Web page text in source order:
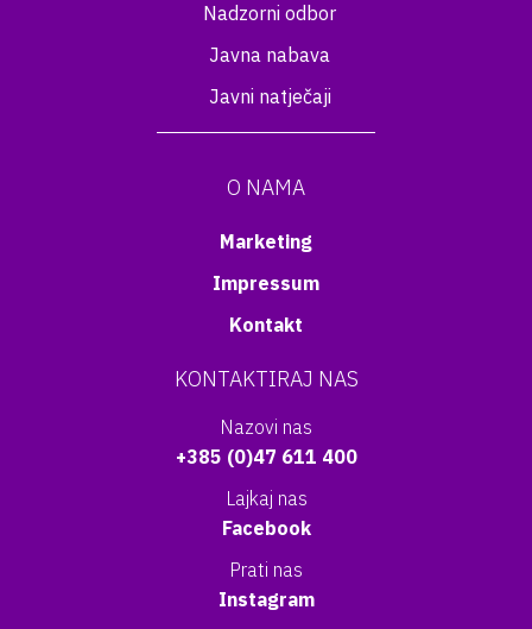
Nadzorni odbor
Javna nabava
Javni natječaji
O NAMA
Marketing
Impressum
Kontakt
KONTAKTIRAJ NAS
Nazovi nas
+385 (0)47 611 400
Lajkaj nas
Facebook
Prati nas
Instagram